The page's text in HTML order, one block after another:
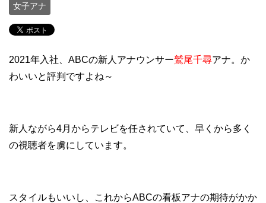
女子アナ
2021年入社、ABCの新人アナウンサー鷲尾千尋アナ。か
わいいと評判ですよね～
新人ながら4月からテレビを任されていて、早くから多く
の視聴者を虜にしています。
スタイルもいいし、これからABCの看板アナの期待がかか